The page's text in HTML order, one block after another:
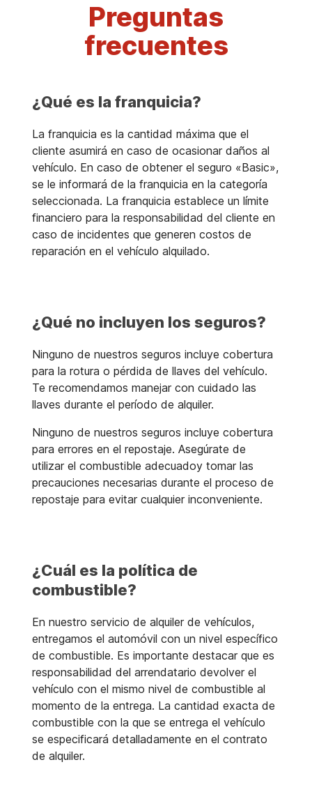
Preguntas
frecuentes
¿Qué es la franquicia?
La franquicia es la cantidad máxima que el
cliente asumirá en caso de ocasionar daños al
vehículo. En caso de obtener el seguro «Basic»,
se le informará de la franquicia en la categoría
seleccionada. La franquicia establece un límite
financiero para la responsabilidad del cliente en
caso de incidentes que generen costos de
reparación en el vehículo alquilado.
¿Qué no incluyen los seguros?
Ninguno de nuestros seguros incluye cobertura
para la rotura o pérdida de llaves del vehículo.
Te recomendamos manejar con cuidado las
llaves durante el período de alquiler.
Ninguno de nuestros seguros incluye cobertura
para errores en el repostaje. Asegúrate de
utilizar el combustible adecuadoy tomar las
precauciones necesarias durante el proceso de
repostaje para evitar cualquier inconveniente.
¿Cuál es la política de
combustible?
En nuestro servicio de alquiler de vehículos,
entregamos el automóvil con un nivel específico
de combustible. Es importante destacar que es
responsabilidad del arrendatario devolver el
vehículo con el mismo nivel de combustible al
momento de la entrega. La cantidad exacta de
combustible con la que se entrega el vehículo
se especificará detalladamente en el contrato
de alquiler.